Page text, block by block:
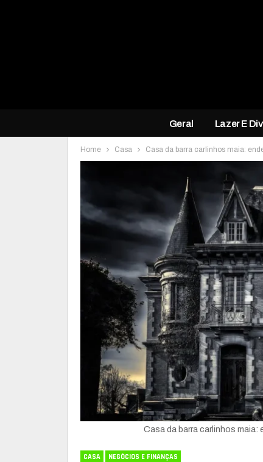
Geral Lazer E
Home Casa Casa da barra carlinhos maia:
Casa da barra carlinhos maia:
CASA NEGÓCIOS E FINANÇAS